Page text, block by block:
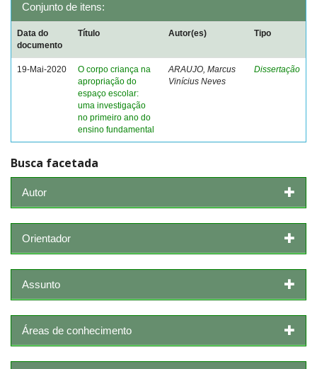
Conjunto de itens:
Data do
documento
Título Autor(es) Tipo
19-Mai-2020
O corpo criança na
apropriação do
espaço escolar:
uma investigação
no primeiro ano do
ensino fundamental
ARAUJO, Marcus
Vinícius Neves
Dissertação
Busca facetada
Autor
Orientador
Assunto
Áreas de conhecimento